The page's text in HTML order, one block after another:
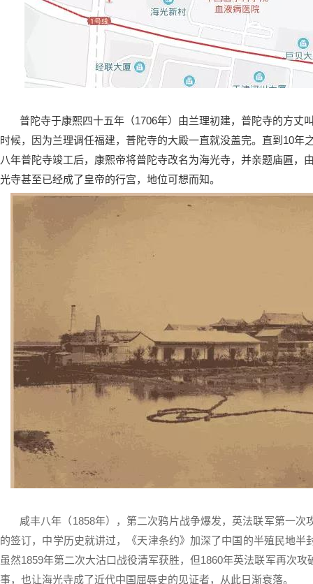
普陀寺于康熙四十五年（1706年）由兰理初建，普陀寺的方丈
时候，因为兰理调任福建，普陀寺的大殿一直就没盖完。直到10年
八年普陀寺竣工后，康熙帝将普陀寺改名为海光寺，并亲题庙匾，
光寺甚至已经成了皇帝的行宫，地位可想而知。
咸丰八年（1858年），第二次鸦片战争爆发，英法联军第一
的签订，中学历史就讲过，《天津条约》加深了中国的半殖民地半
虽然1859年第二次大沽口战役清军获胜，但1860年英法联军再次
事，也让海光寺成了近代中国屈辱史的见证者，从此日渐衰落。